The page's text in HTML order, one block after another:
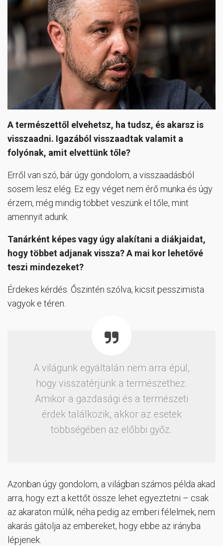
A természettől elvehetsz, ha tudsz, és akarsz is
visszaadni. Igazából visszaadtak valamit a
folyónak, amit elvettünk tőle?
Erről van szó, bár úgy gondolom, a visszaadásból
sosem lesz elég. Ez egy véget nem érő munka és úgy
érzem, még mindig többet veszünk el tőle, mint
amennyit adunk.
Tanárként képes vagy úgy alakítani a diákjaidat,
hogy többet adjanak vissza? A mai kor lehetővé
teszi mindezeket?
Érdekes kérdés. Őszintén szólva, kicsit pesszimista
vagyok e téren.
A világunk egyáltalán nem arra épül,
hogy visszatérjünk a természethez.
Amikor a gazdasági és a természeti
érdek találkozik, akkor az esetek
többségében az előbbi győz.
Azonban úgy gondolom, a világban számos példa akad
arra, hogy ezt a kettőt össze lehet egyeztetni – csak
az akaraton múlik, néha pedig az emberi félelmek, nem
akarás gátolja az embereket, hogy ebbe az irányba
lépjenek.